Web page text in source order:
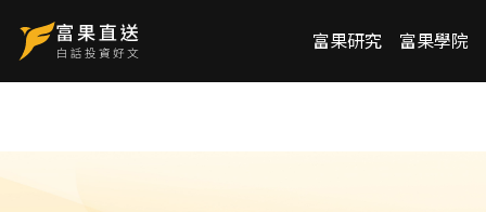
富果研究 富果學院